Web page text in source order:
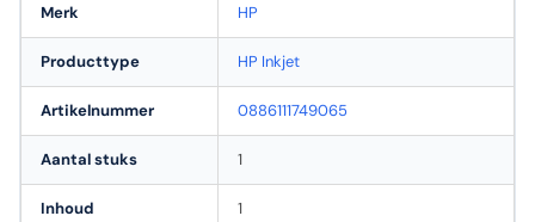
Merk HP
Producttype HP Inkjet
Artikelnummer 0886111749065
Aantal stuks 1
Inhoud 1